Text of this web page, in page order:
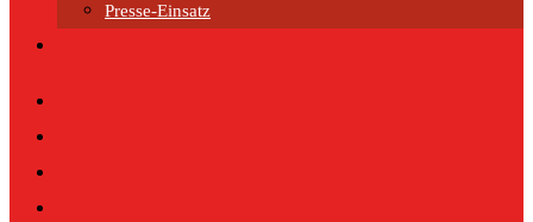
Presse-Einsatz